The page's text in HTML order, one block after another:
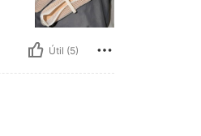
Útil (5)